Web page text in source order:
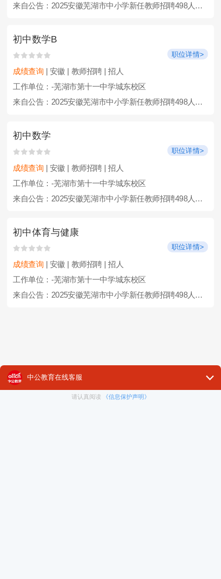
来自公告：2025安徽芜湖市中小学新任教师招聘498人公告
初中数学B
职位详情>
成绩查询 | 安徽 | 教师招聘 | 招人
工作单位：-芜湖市第十一中学城东校区
来自公告：2025安徽芜湖市中小学新任教师招聘498人公告
初中数学
职位详情>
成绩查询 | 安徽 | 教师招聘 | 招人
工作单位：-芜湖市第十一中学城东校区
来自公告：2025安徽芜湖市中小学新任教师招聘498人公告
初中体育与健康
职位详情>
成绩查询 | 安徽 | 教师招聘 | 招人
工作单位：-芜湖市第十一中学城东校区
来自公告：2025安徽芜湖市中小学新任教师招聘498人公告